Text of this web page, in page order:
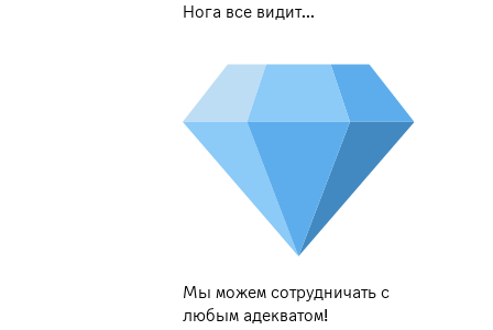
Нога все видит...
Мы можем сотрудничать с
любым адекватом!